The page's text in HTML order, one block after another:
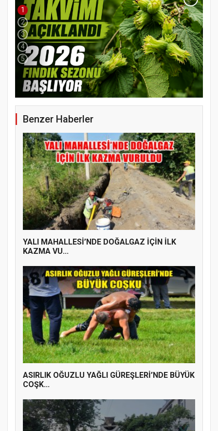
YENİ PARTİ TERME İLÇE BAŞKANLIĞINDA
ÜYE KATILIM PROGRAMI
1
2
3
4
5
Benzer Haberler
YALI MAHALLESİ’NDE DOĞALGAZ İÇİN İLK
KAZMA VU...
ASIRLIK OĞUZLU YAĞLI GÜREŞLERİ’NDE BÜYÜK
COŞK...